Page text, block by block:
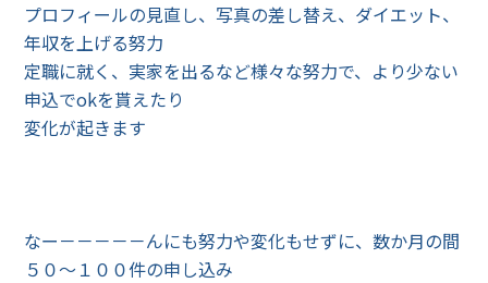
プロフィールの見直し、写真の差し替え、ダイエット、
年収を上げる努力
定職に就く、実家を出るなど様々な努力で、より少ない
申込でokを貰えたり
変化が起きます
なー－－－－－んにも努力や変化もせずに、数か月の間
５０～１００件の申し込み